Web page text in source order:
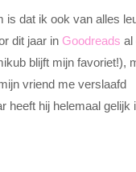
is dat ik ook van alles
dit jaar in Goodreads al
blijft mijn favoriet!),
vriend me verslaafd
heeft hij helemaal gelijk